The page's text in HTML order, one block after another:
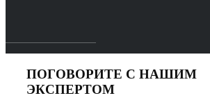
ПОГОВОРИТЕ С НАШИМ
ЭКСПЕРТОМ